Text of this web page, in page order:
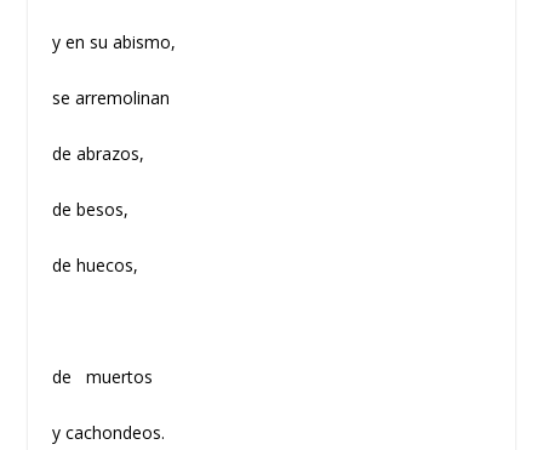
y en su abismo,
se arremolinan
de abrazos,
de besos,
de huecos,
de muertos
y cachondeos.